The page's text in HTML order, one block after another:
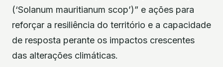
(‘Solanum mauritianum scop’)” e ações para
reforçar a resiliência do território e a capacidade
de resposta perante os impactos crescentes
das alterações climáticas.